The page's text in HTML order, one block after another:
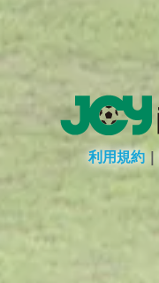
利用規約 |